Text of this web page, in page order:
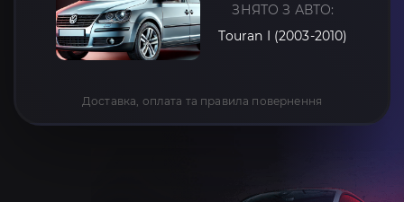
ЗНЯТО З АВТО:
Touran I (2003-2010)
Доставка, оплата та правила повернення